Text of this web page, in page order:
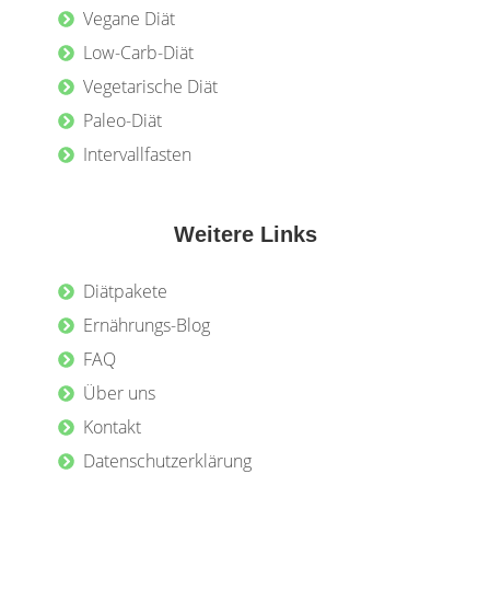
Vegane Diät
Low-Carb-Diät
Vegetarische Diät
Paleo-Diät
Intervallfasten
Weitere Links
Diätpakete
Ernährungs-Blog
FAQ
Über uns
Kontakt
Datenschutzerklärung